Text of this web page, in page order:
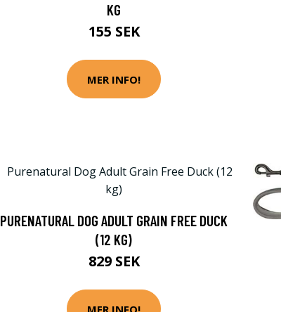
KG
155 SEK
MER INFO!
PURENATURAL DOG ADULT GRAIN FREE DUCK
(12 KG)
829 SEK
MER INFO!